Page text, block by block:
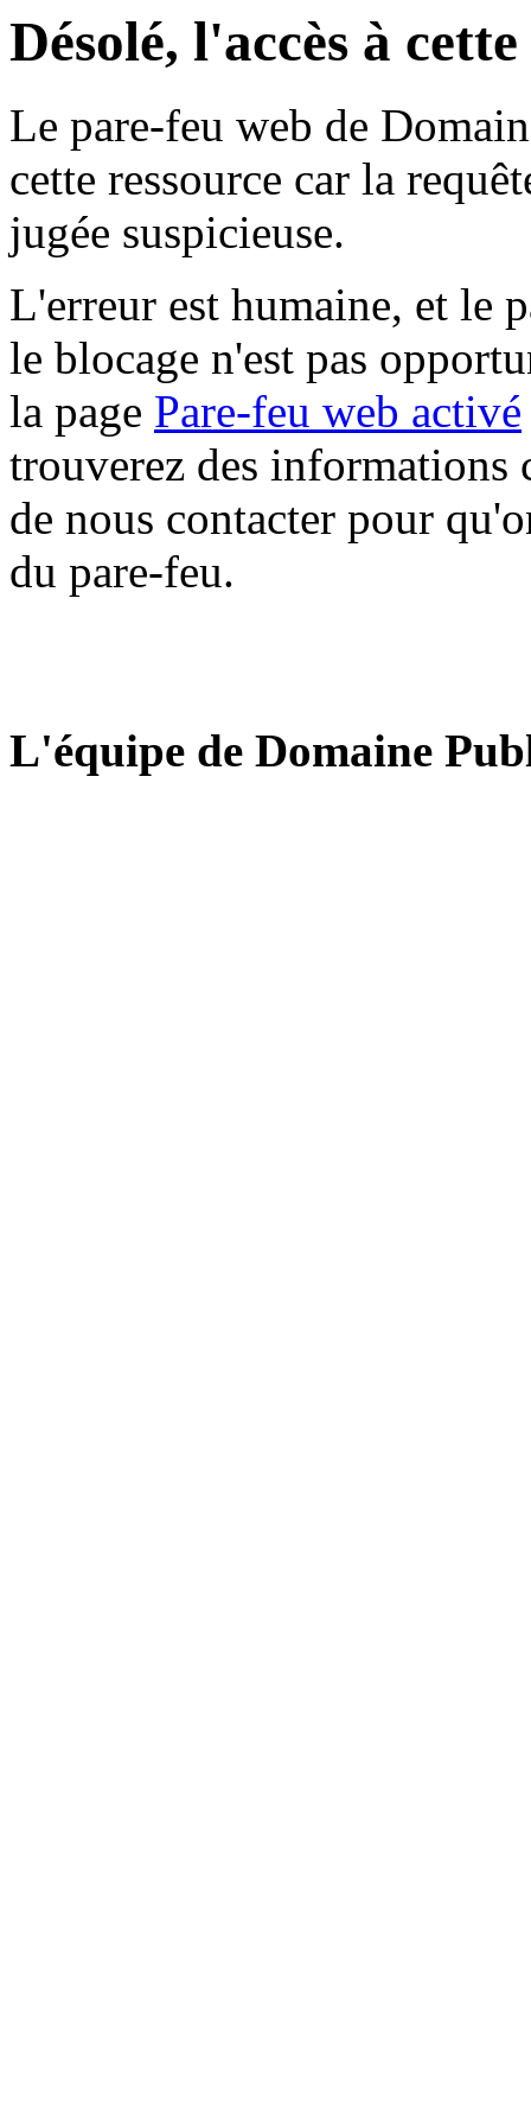
Désolé, l'accès à
Le pare-feu web de
cette ressource car la
jugée suspicieuse.
L'erreur est humaine, et le
le blocage n'est pas
la page Pare-feu web activé
trouverez des informations
de nous contacter pour
du pare-feu.
L'équipe de Domaine